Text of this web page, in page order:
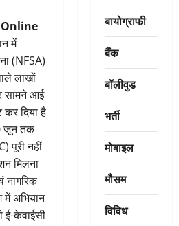
में
(NFSA)
लाखों
सामने आई
कर दिया है
जून तक
पूरी नहीं
मिलना
नागरिक
में अभियान
ई-केवाईसी
बायोग्राफी
बैंक
बॉलीवुड
भर्ती
मोबाइल
मौसम
विविध